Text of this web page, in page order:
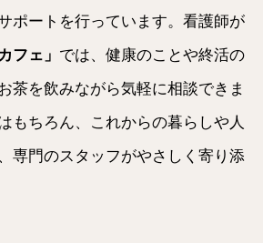
ポートを行っています。看護師が
フェ」 では、健康のことや終活の
茶を飲みながら気軽に相談できま
もちろん、これからの暮らしや人
専門のスタッフがやさしく寄り添